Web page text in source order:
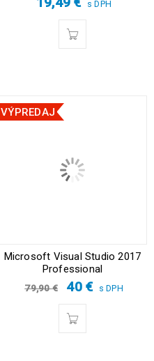
s DPH
VÝPREDAJ
Microsoft Visual Studio 2017
Professional
79,90€ 40 € s DPH